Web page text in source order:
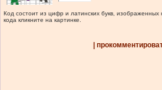
Код состоит из цифр и латинских букв, изображенных
кода кликните на картинке.
|